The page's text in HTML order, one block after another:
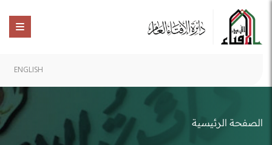
ENGLISH
الصفحة الرئيسية